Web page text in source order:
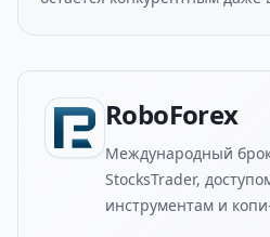
RoboForex
Международный
StocksTrader,
инструментам и